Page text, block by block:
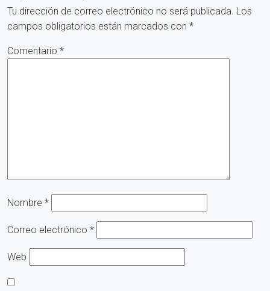
Tu dirección de correo electrónico no será publicada. Los
campos obligatorios están marcados con *
Comentario *
Nombre *
Correo electrónico *
Web